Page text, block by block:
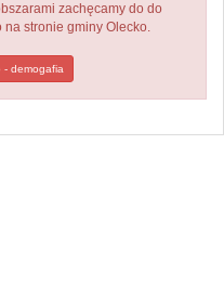
zachęcamy do do
stronie gminy Olecko.
demogafia